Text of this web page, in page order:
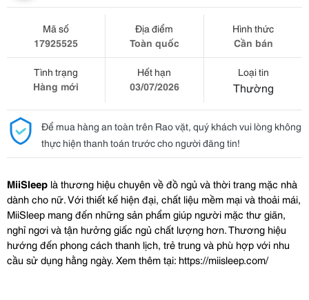
Mã số
17925525
Địa điểm
Toàn quốc
Hình thức
Cần bán
Tình trạng
Hàng mới
Hết hạn
03/07/2026
Loại tin
Thường
Để mua hàng an toàn trên Rao vặt, quý khách vui lòng không
thực hiện thanh toán trước cho người đăng tin!
MiiSleep là thương hiệu chuyên về đồ ngủ và thời trang mặc nhà
dành cho nữ. Với thiết kế hiện đại, chất liệu mềm mại và thoải mái,
MiiSleep mang đến những sản phẩm giúp người mặc thư giãn,
nghỉ ngơi và tận hưởng giấc ngủ chất lượng hơn. Thương hiệu
hướng đến phong cách thanh lịch, trẻ trung và phù hợp với nhu
cầu sử dụng hằng ngày. Xem thêm tại: https://miisleep.com/